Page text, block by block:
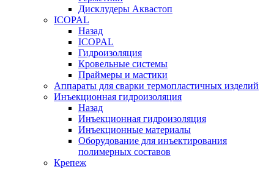
Дисклудеры Аквастоп
ICOPAL
Назад
ICOPAL
Гидроизоляция
Кровельные системы
Праймеры и мастики
Аппараты для сварки термопластичных изделий
Инъекционная гидроизоляция
Назад
Инъекционная гидроизоляция
Инъекционные материалы
Оборудование для инъектирования
полимерных составов
Крепеж